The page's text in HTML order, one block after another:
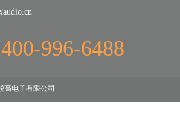
400-996-6488
高电子有限公司